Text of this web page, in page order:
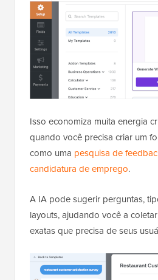
Isso economiza muita energia
quando você precisa criar um
como uma pesquisa de
candidatura de emprego.
A IA pode sugerir perguntas,
layouts, ajudando você a
exatas que precisa de seus